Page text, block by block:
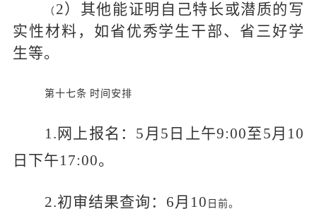
（ 2）其他能证明自己特长或潜质的写
实性材料，如省优秀学生干部、省三好学
生等。
第十七条 时间安排
1.网上报名：5月5日上午9:00至5月10
日下午17:00。
2.初审结果查询：6月 10 日前。